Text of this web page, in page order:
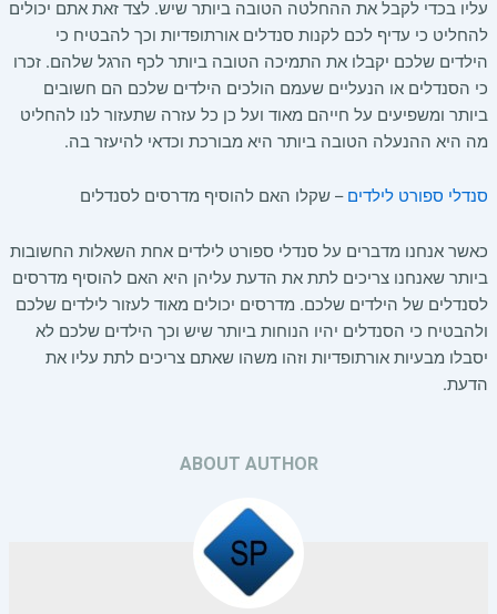
עליו בכדי לקבל את ההחלטה הטובה ביותר שיש. לצד זאת אתם יכולים
להחליט כי עדיף לכם לקנות סנדלים אורתופדיות וכך להבטיח כי
הילדים שלכם יקבלו את התמיכה הטובה ביותר לכף הרגל שלהם. זכרו
כי הסנדלים או הנעליים שעמם הולכים הילדים שלכם הם חשובים
ביותר ומשפיעים על חייהם מאוד ועל כן כל עזרה שתעזור לנו להחליט
מה היא ההנעלה הטובה ביותר היא מבורכת וכדאי להיעזר בה.
סנדלי ספורט לילדים – שקלו האם להוסיף מדרסים לסנדלים
כאשר אנחנו מדברים על סנדלי ספורט לילדים אחת השאלות החשובות
ביותר שאנחנו צריכים לתת את הדעת עליהן היא האם להוסיף מדרסים
לסנדלים של הילדים שלכם. מדרסים יכולים מאוד לעזור לילדים שלכם
ולהבטיח כי הסנדלים יהיו הנוחות ביותר שיש וכך הילדים שלכם לא
יסבלו מבעיות אורתופדיות וזהו משהו שאתם צריכים לתת עליו את
הדעת.
ABOUT AUTHOR